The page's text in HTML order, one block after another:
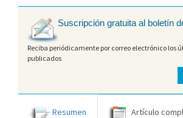
Suscripción gratuita al boletín
Reciba periódicamente por correo electrónico los
publicados
Resumen Artículo